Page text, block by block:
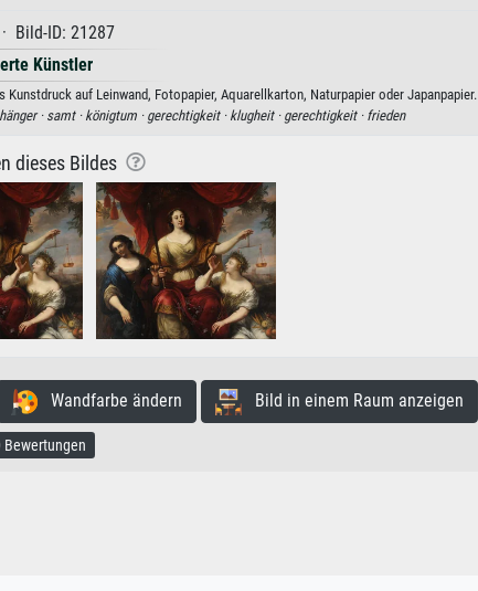
Bild-ID: 21287
Künstler
auf Leinwand, Fotopapier, Aquarellkarton, Naturpapier oder Japanpapier.
·samt · königtum · gerechtigkeit · klugheit · gerechtigkeit · frieden
dieses Bildes
Wandfarbe ändern Bild in einem Raum anzeigen
Bewertungen